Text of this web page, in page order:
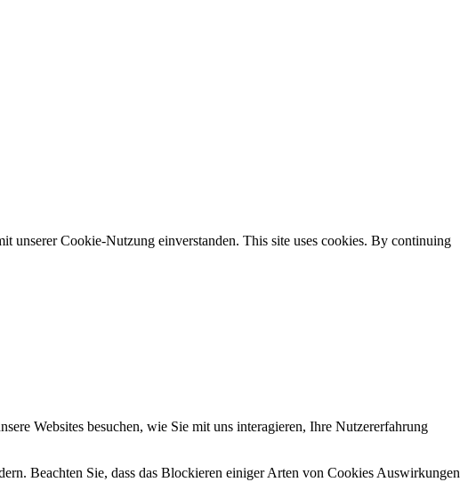
unserer Cookie-Nutzung einverstanden. This site uses cookies. By continuing
Websites besuchen, wie Sie mit uns interagieren, Ihre Nutzererfahrung
Beachten Sie, dass das Blockieren einiger Arten von Cookies Auswirkungen